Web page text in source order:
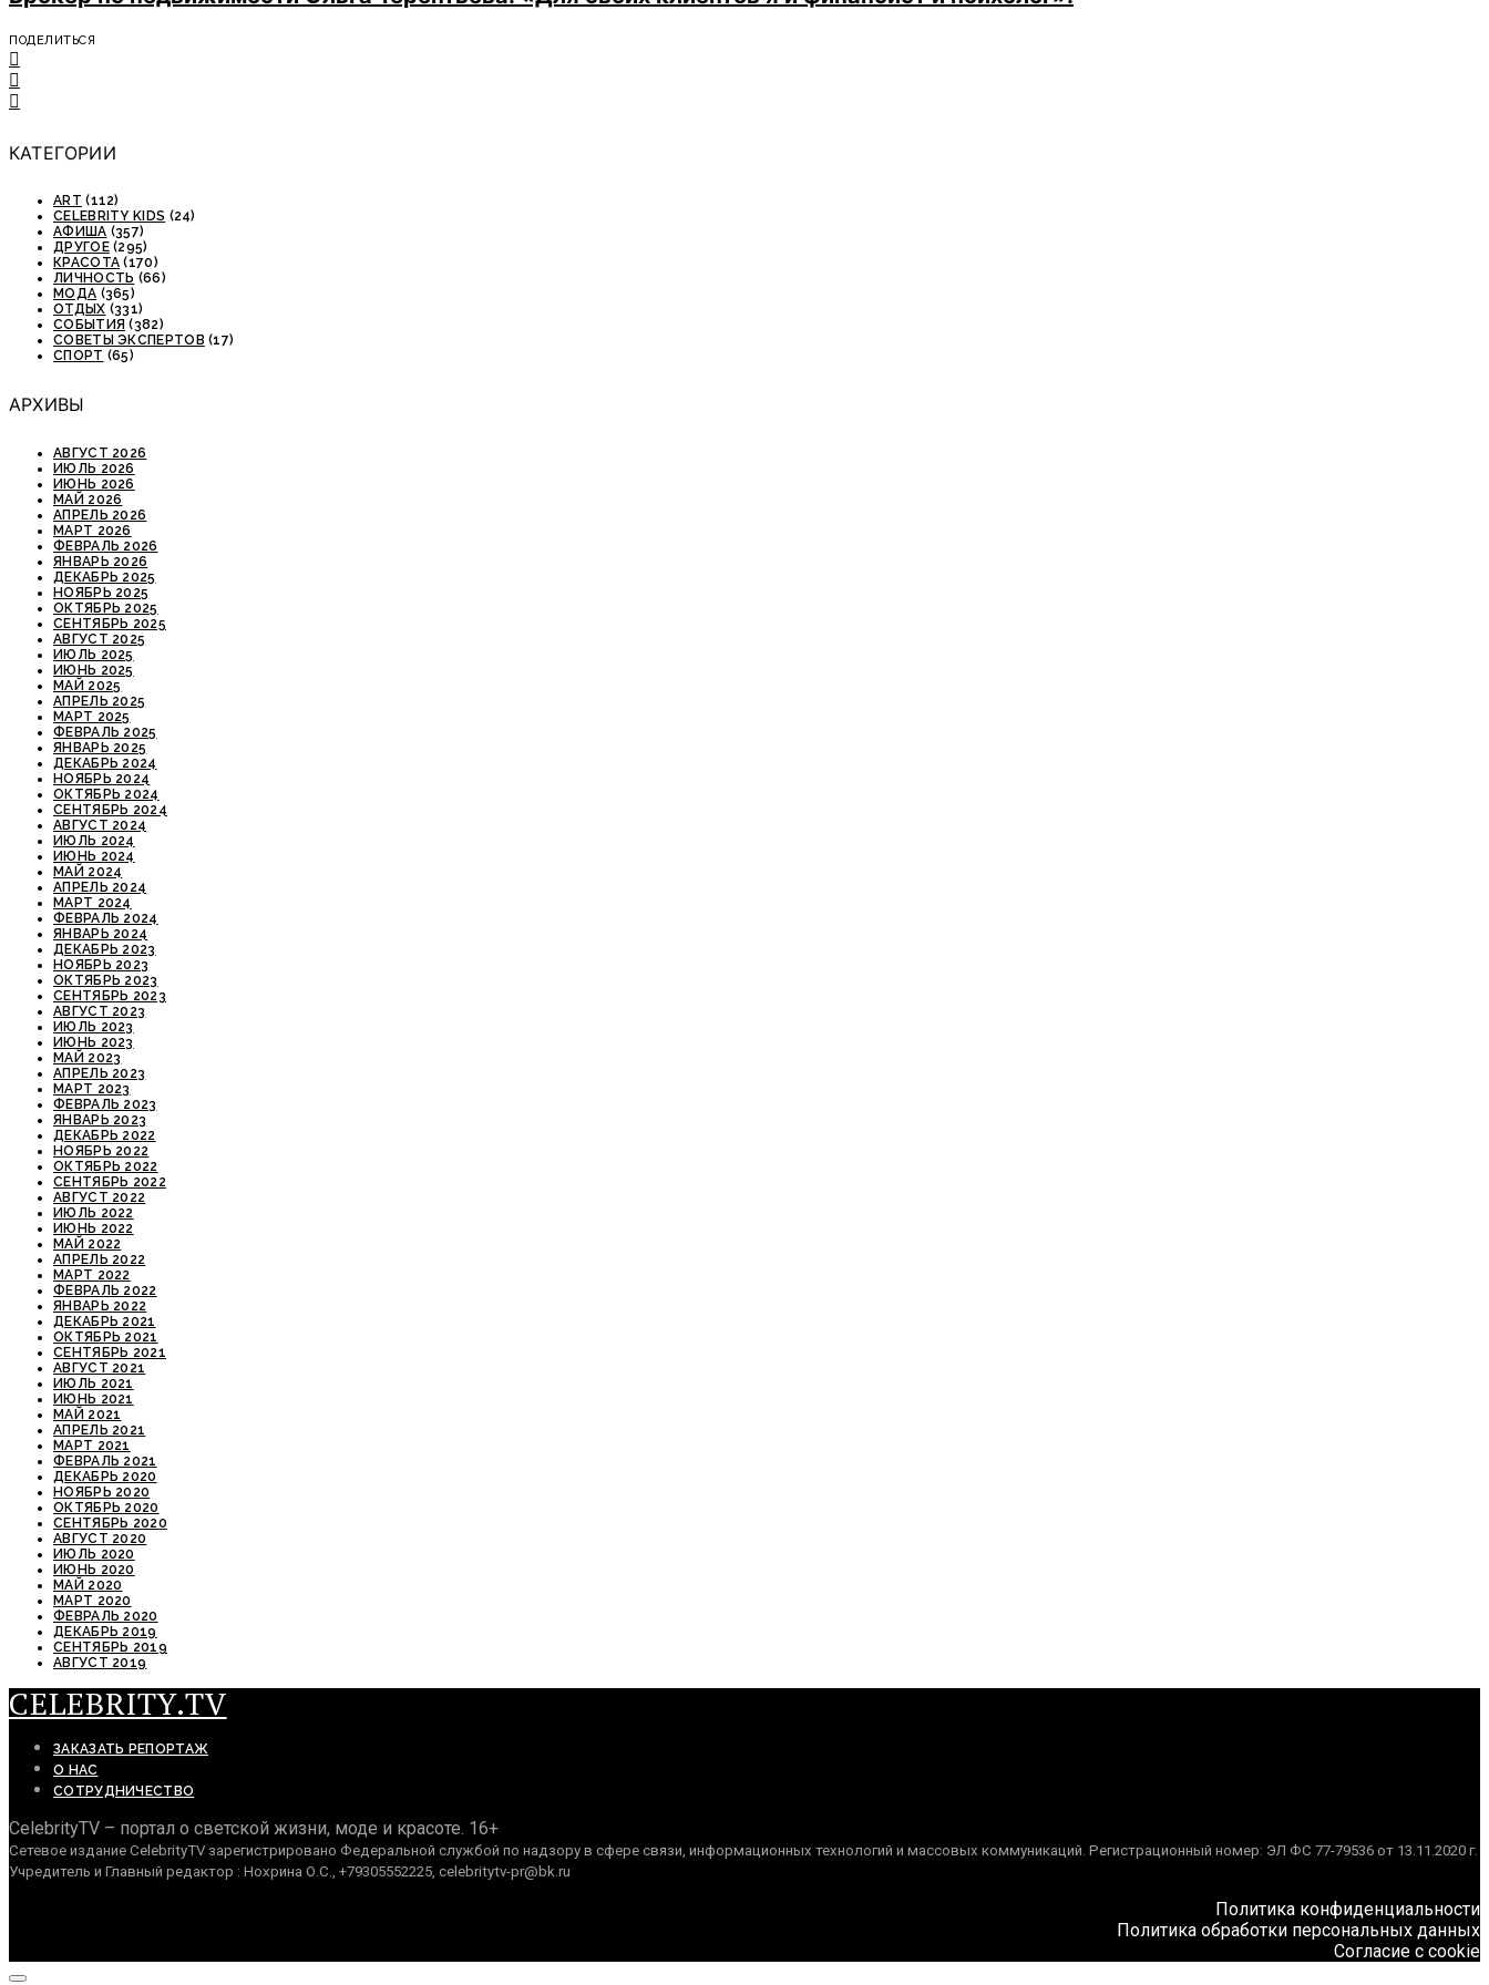
ПОДЕЛИТЬСЯ
КАТЕГОРИИ
ART (112)
CELEBRITY KIDS (24)
АФИША (357)
ДРУГОЕ(295)
КРАСОТА (170)
ЛИЧНОСТЬ (66)
МОДА (365)
ОТДЫХ (331)
СОБЫТИЯ (382)
СОВЕТЫ ЭКСПЕРТОВ (17)
СПОРТ (65)
АРХИВЫ
АВГУСТ 2026
ИЮЛЬ 2026
ИЮНЬ 2026
МАЙ 2026
АПРЕЛЬ 2026
МАРТ 2026
ФЕВРАЛЬ 2026
ЯНВАРЬ 2026
ДЕКАБРЬ 2025
НОЯБРЬ 2025
ОКТЯБРЬ 2025
СЕНТЯБРЬ 2025
АВГУСТ 2025
ИЮЛЬ 2025
ИЮНЬ 2025
МАЙ 2025
АПРЕЛЬ 2025
МАРТ 2025
ФЕВРАЛЬ 2025
ЯНВАРЬ 2025
ДЕКАБРЬ 2024
НОЯБРЬ 2024
ОКТЯБРЬ 2024
СЕНТЯБРЬ 2024
АВГУСТ 2024
ИЮЛЬ 2024
ИЮНЬ 2024
МАЙ 2024
АПРЕЛЬ 2024
МАРТ 2024
ФЕВРАЛЬ 2024
ЯНВАРЬ 2024
ДЕКАБРЬ 2023
НОЯБРЬ 2023
ОКТЯБРЬ 2023
СЕНТЯБРЬ 2023
АВГУСТ 2023
ИЮЛЬ 2023
ИЮНЬ 2023
МАЙ 2023
АПРЕЛЬ 2023
МАРТ 2023
ФЕВРАЛЬ 2023
ЯНВАРЬ 2023
ДЕКАБРЬ 2022
НОЯБРЬ 2022
ОКТЯБРЬ 2022
СЕНТЯБРЬ 2022
АВГУСТ 2022
ИЮЛЬ 2022
ИЮНЬ 2022
МАЙ 2022
АПРЕЛЬ 2022
МАРТ 2022
ФЕВРАЛЬ 2022
ЯНВАРЬ 2022
ДЕКАБРЬ 2021
ОКТЯБРЬ 2021
СЕНТЯБРЬ 2021
АВГУСТ 2021
ИЮЛЬ 2021
ИЮНЬ 2021
МАЙ 2021
АПРЕЛЬ 2021
МАРТ 2021
ФЕВРАЛЬ 2021
ДЕКАБРЬ 2020
НОЯБРЬ 2020
ОКТЯБРЬ 2020
СЕНТЯБРЬ 2020
АВГУСТ 2020
ИЮЛЬ 2020
ИЮНЬ 2020
МАЙ 2020
МАРТ 2020
ФЕВРАЛЬ 2020
ДЕКАБРЬ 2019
СЕНТЯБРЬ 2019
АВГУСТ 2019
CELEBRITY.TV
ЗАКАЗАТЬ РЕПОРТАЖ
О НАС
СОТРУДНИЧЕСТВО
CelebrityTV – портал о светской жизни, моде и красоте. 16+
Сетевое издание CelebrityTV зарегистрировано Федеральной службой по надзору в сфере связи, информационных технологий и массовых коммуникаций. Регистрационный номер: ЭЛ ФС 77-79536 от 13.11.2020 г.
Учредитель и Главный редактор : Нохрина О.С., +79305552225, celebritytv-pr@bk.ru
Политика конфиденциальности
Политика обработки персональных данных
Согласие с cookie